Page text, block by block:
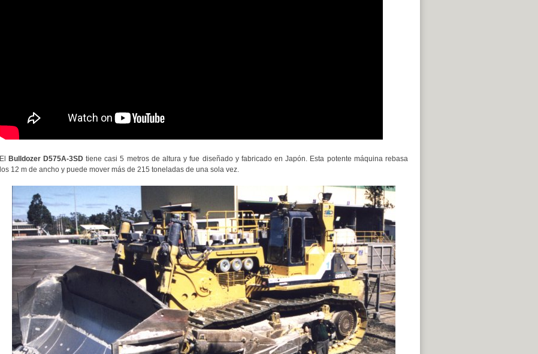
El Bulldozer D575A-3SDtiene casi 5 metros de altura y fue diseñado y fabricado en Japón. Esta potente máquina rebasa
los 12 m de ancho y puede mover más de 215 toneladas de una sola vez.